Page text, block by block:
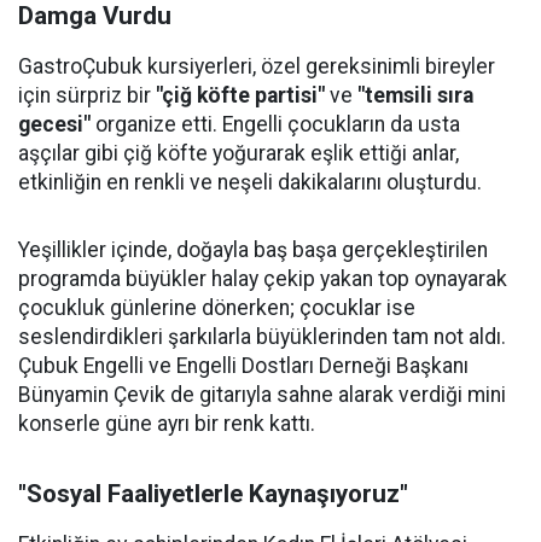
Damga Vurdu
GastroÇubuk kursiyerleri, özel gereksinimli bireyler
için sürpriz bir "çiğ köfte partisi" ve "temsili sıra
gecesi" organize etti. Engelli çocukların da usta
aşçılar gibi çiğ köfte yoğurarak eşlik ettiği anlar,
etkinliğin en renkli ve neşeli dakikalarını oluşturdu.
Yeşillikler içinde, doğayla baş başa gerçekleştirilen
programda büyükler halay çekip yakan top oynayarak
çocukluk günlerine dönerken; çocuklar ise
seslendirdikleri şarkılarla büyüklerinden tam not aldı.
Çubuk Engelli ve Engelli Dostları Derneği Başkanı
Bünyamin Çevik de gitarıyla sahne alarak verdiği mini
konserle güne ayrı bir renk kattı.
"Sosyal Faaliyetlerle Kaynaşıyoruz"